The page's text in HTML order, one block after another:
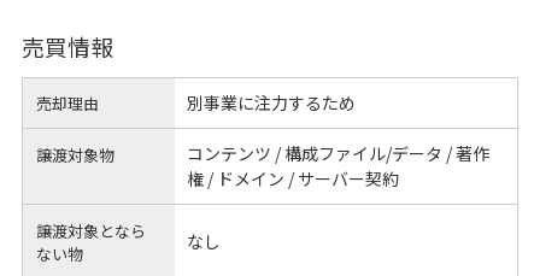
売買情報
売却理由 別事業に注力するため
譲渡対象物
コンテンツ / 構成ファイル/データ / 著作
権 / ドメイン / サーバー契約
譲渡対象となら
ない物
なし